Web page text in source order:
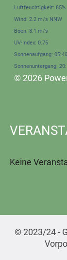
Luftfeuchtigkeit: 85%
Wind: 2.2 m/s NNW
Böen: 8.1 m/s
UV-Index: 0.75
Sonnenaufgang: 05:40
Sonnenuntergang:
© 2026
Keine
© 2023/24 -